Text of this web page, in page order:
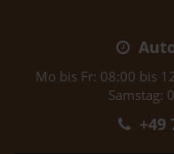
Mo bis Fr: 08:00 bis
Samstag:
+49